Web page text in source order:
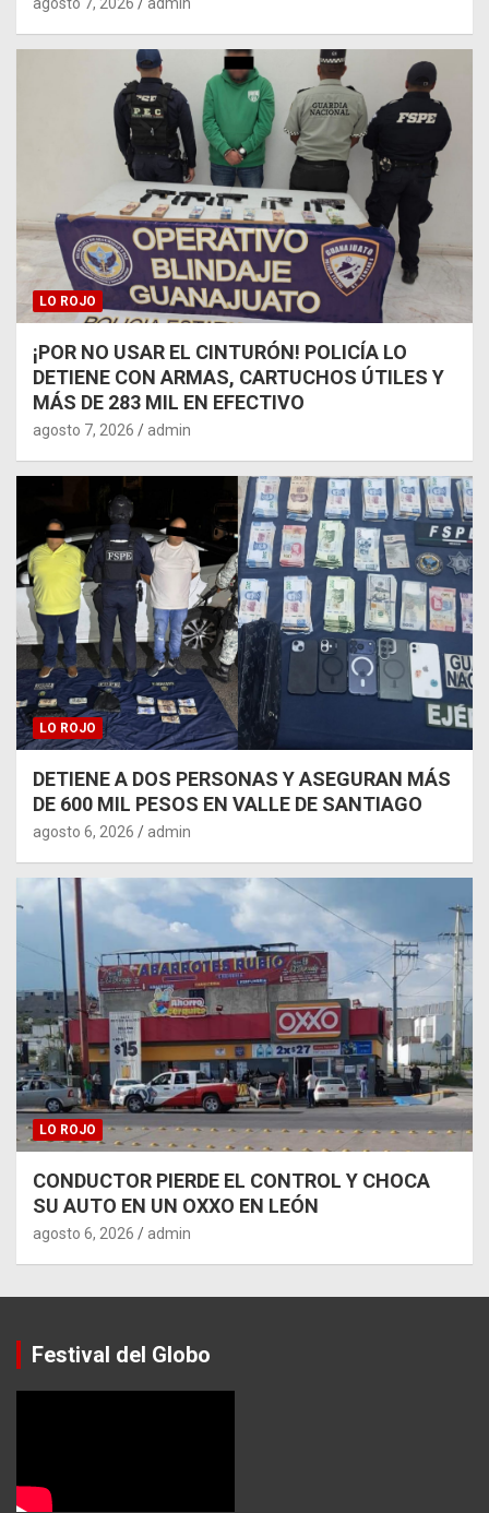
agosto 7, 2026 admin
LO ROJO
¡POR NO USAR EL CINTURÓN! POLICÍA LO
DETIENE CON ARMAS, CARTUCHOS ÚTILES Y
MÁS DE 283 MIL EN EFECTIVO
agosto 7, 2026 admin
LO ROJO
DETIENE A DOS PERSONAS Y ASEGURAN MÁS
DE 600 MIL PESOS EN VALLE DE SANTIAGO
agosto 6, 2026 admin
LO ROJO
CONDUCTOR PIERDE EL CONTROL Y CHOCA
SU AUTO EN UN OXXO EN LEÓN
agosto 6, 2026 admin
Festival del Globo